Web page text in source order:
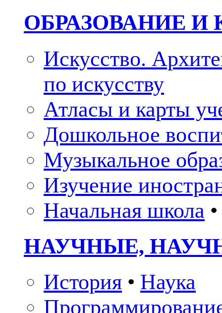
ОБРАЗОВАНИЕ И
Искусство.
по искусству
Атласы и карты
Дошкольное
Музыкальное
Изучение
Начальная школа •
НАУЧНЫЕ,
История • Наука